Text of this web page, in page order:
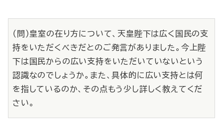
（問）皇室の在り方について、天皇陛下は広く国民の支
持をいただくべきだとのご発言がありました。今上陛
下は国民からの広い支持をいただいていないという
認識なのでしょうか。また、具体的に広い支持とは何
を指しているのか、その点もう少し詳しく教えてくだ
さい。